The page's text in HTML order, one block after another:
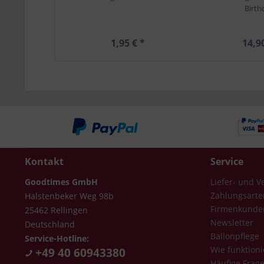
1,95 € *
Kontakt
Goodtimes GmbH
Halstenbeker Weg 98b
25462 Rellingen
Deutschland
Service-Hotline:
+49 40 60943380
Service
Liefer- und
Newsletter
Ballonpflege
Wie